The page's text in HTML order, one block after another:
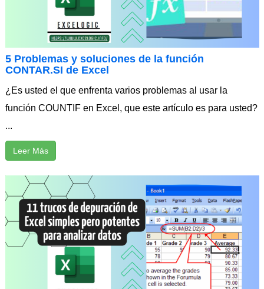
5 Problemas y soluciones de la función
CONTAR.SI de Excel
¿Es usted el que enfrenta varios problemas al usar la
función COUNTIF en Excel, que este artículo es para usted?
...
Leer Más